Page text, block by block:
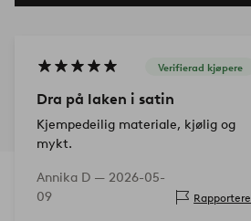
Verifierad kjøpere
Dra på laken i satin
Kjempedeilig materiale, kjølig og
mykt.
Annika D — 2026-05-
09
Rapportere